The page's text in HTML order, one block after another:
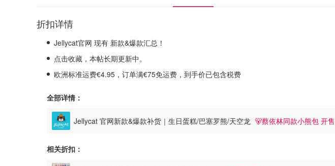
折扣详情
Jellycat官网 现有 新款&爆款汇总！
点击收藏，本帖长期更新中。
欧洲标准运费€4.95，订单满€75免运费，到手价已包含税费
全部详情：
Jellycat 官网新款&爆款补货｜生日蛋糕/巴塞罗熊/天空龙 🐻蔡依林同款小熊包 开售
相关折扣：